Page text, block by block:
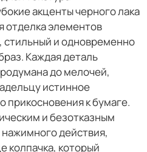
акценты черного лака
отделка элементов
стильный и одновременно
Каждая деталь
до мелочей,
истинное
прикосновения к бумаге.
и безотказным
действия,
колпачка, который